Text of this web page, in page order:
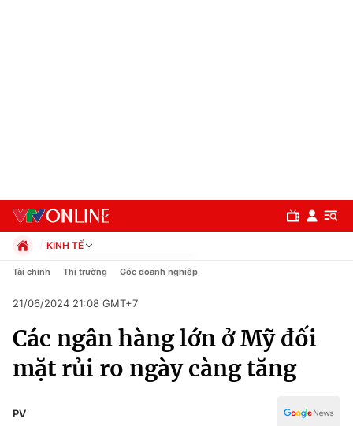
Chuyên mục
Chính trị
KINH TẾ
Chính trị
Pháp luật
Kinh tế
Thể thao
Truyền hình
Tài chính Thị trường Góc doanh nghiệp
21/06/2024 21:08 GMT+7
Các ngân hàng lớn ở Mỹ đối
mặt rủi ro ngày càng tăng
PV